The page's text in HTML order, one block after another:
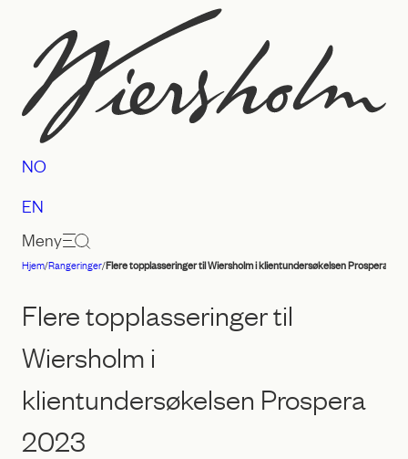
innhold
Advokatfirmaet
Wiersholm
NO
EN
Meny
Hjem/Rangeringer/Flere topplasseringer til Wiersholm i klientundersøkelsen Prospera
Flere topplasseringer til
Wiersholm i
klientundersøkelsen Prospera
2023